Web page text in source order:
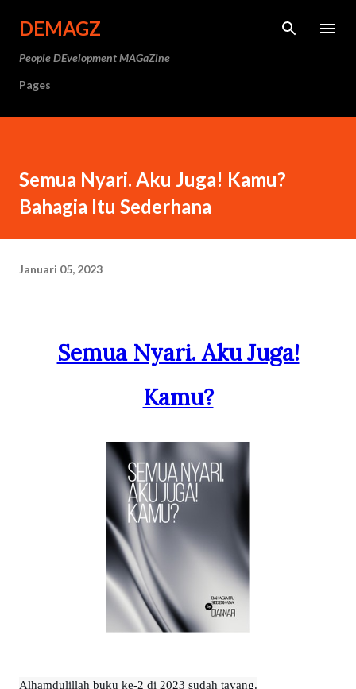
DEMAGZ
People DEvelopment MAGaZine
Pages
Semua Nyari. Aku Juga! Kamu?
Bahagia Itu Sederhana
Januari 05, 2023
Semua Nyari. Aku Juga!
Kamu?
Alhamdulillah buku ke-2 di 2023 sudah tayang.